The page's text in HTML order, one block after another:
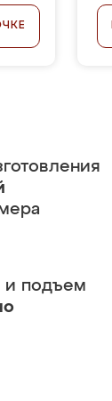
и подъем